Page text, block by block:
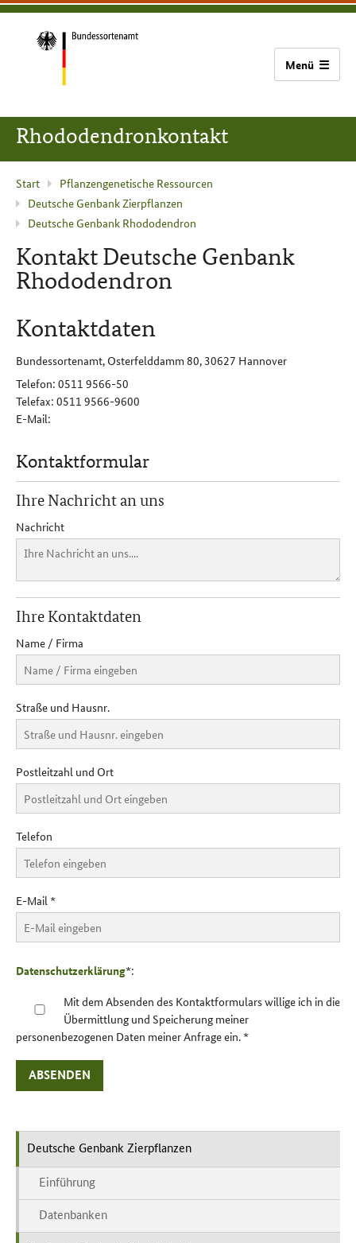
zum
(Navigation
zur
zum
Bundessortenamt
Zur
Startseite
Rhododendronkontakt
Aktuelle
Seite
:
Start
Pflanzengenetische Ressourcen
Deutsche Genbank Zierpflanzen
Deutsche Genbank Rhododendron
Kontakt Deutsche Genbank
Rhododendron
Kontaktdaten
Bundessortenamt, Osterfelddamm 80, 30627 Hannover
Telefon: 0511 9566-50
Telefax: 0511 9566-9600
E-Mail:
Kontaktformular
Ihre Nachricht an uns
Nachricht
Ihre Kontaktdaten
Name / Firma
Straße und Hausnr.
Postleitzahl und Ort
Telefon
E-Mail *
Datenschutzerklärung*:
Mit dem Absenden des Kontaktformulars willige ich in die
Übermittlung und Speicherung meiner
personenbezogenen Daten meiner Anfrage ein.*
ABSENDEN
Deutsche Genbank Zierpflanzen
Einführung
Datenbanken